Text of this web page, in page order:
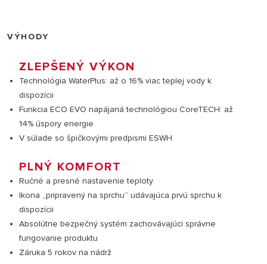
VÝHODY
ZLEPŠENÝ VÝKON
Technológia WaterPlus: až o 16% viac teplej vody k
dispozícii
Funkcia ECO EVO napájaná technológiou CoreTECH: až
14% úspory energie
V súlade so špičkovými predpismi ESWH
PLNÝ KOMFORT
Ručné a presné nastavenie teploty
Ikona „pripravený na sprchu“ udávajúca prvú sprchu k
dispozícii
Absolútne bezpečný systém zachovávajúci správne
fungovanie produktu
Záruka 5 rokov na nádrž